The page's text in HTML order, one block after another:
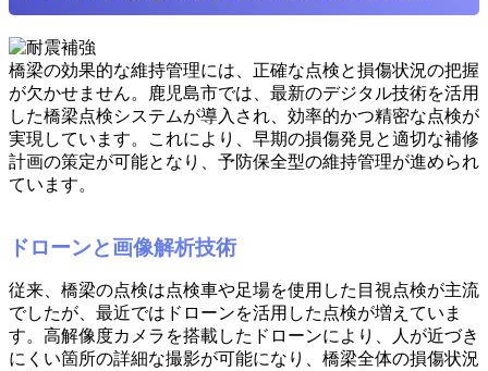
橋梁の効果的な維持管理には、正確な点検と損傷状況の把握
が欠かせません。鹿児島市では、最新のデジタル技術を活用
した橋梁点検システムが導入され、効率的かつ精密な点検が
実現しています。これにより、早期の損傷発見と適切な補修
計画の策定が可能となり、予防保全型の維持管理が進められ
ています。
ドローンと画像解析技術
従来、橋梁の点検は点検車や足場を使用した目視点検が主流
でしたが、最近ではドローンを活用した点検が増えていま
す。高解像度カメラを搭載したドローンにより、人が近づき
にくい箇所の詳細な撮影が可能になり、橋梁全体の損傷状況